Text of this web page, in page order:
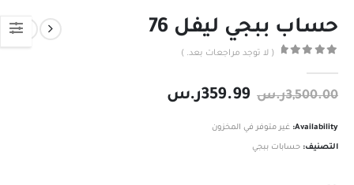
حساب ببجي ليفل 76
( لا توجد مراجعات بعد. )
3,500.00ر.س 359.99ر.س
Availability: غير متوفر في المخزون
التصنيف: حسابات ببجي